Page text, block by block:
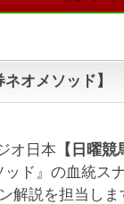
オメソッド】
オ日本 【日曜競
ッド』の血統ス
解説を担当しま